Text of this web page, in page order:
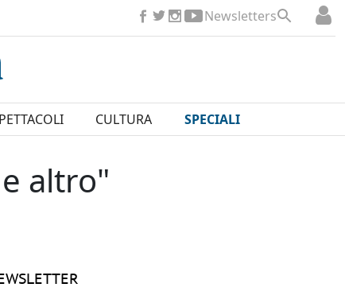
Newsletters
CULTURA SPECIALI
altro"